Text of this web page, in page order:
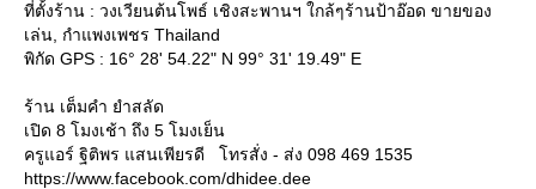
ที่ตั้งร้าน : วงเวียนต้นโพธ์ เชิงสะพานฯ ใกล้ๆร้านป้าอ๊อด ขายของ
เล่น, กำแพงเพชร Thailand
พิกัด GPS : 16° 28' 54.22" N 99° 31' 19.49" E
ร้าน เต็มคำ ยำสลัด
เปิด 8 โมงเช้า ถึง 5 โมงเย็น
ครูแอร์ ฐิติพร แสนเพียรดี โทรสั่ง - ส่ง 098 469 1535
https://www.facebook.com/dhidee.dee